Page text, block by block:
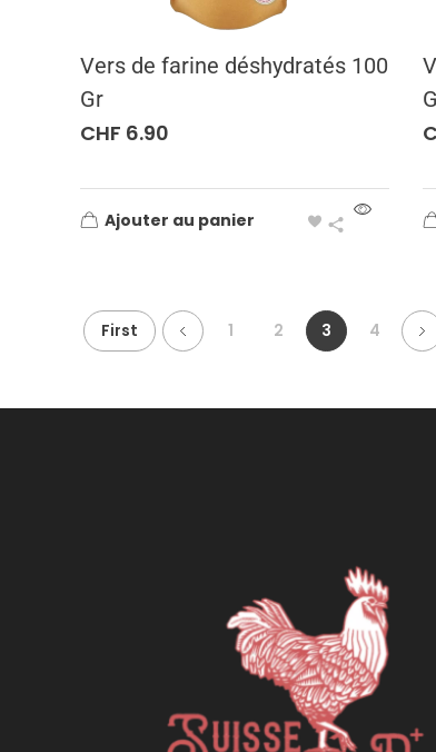
Vers de farine déshydratés 100
Gr
CHF 6.90
Ajouter au panier
First 1 2 3 4